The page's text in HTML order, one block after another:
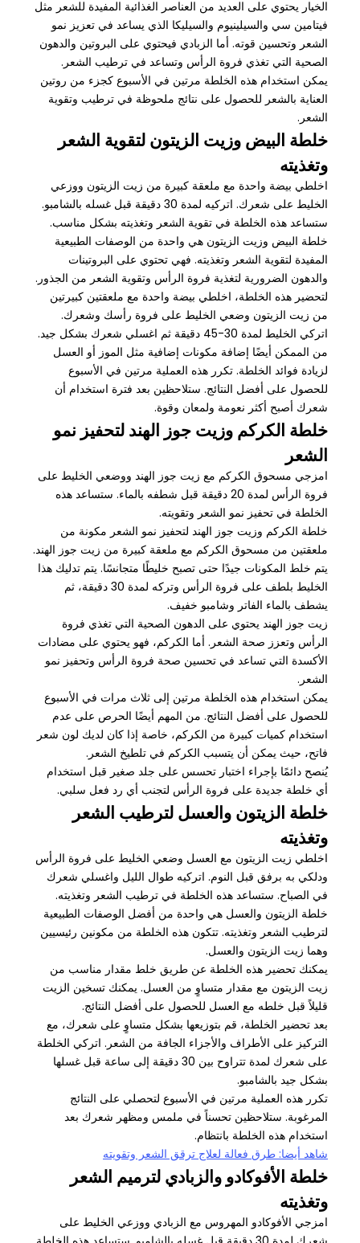
الخيار يحتوي على العديد من العناصر الغذائية المفيدة للشعر مثل
فيتامين سي والسيلينيوم والسيليكا الذي يساعد في تعزيز نمو
الشعر وتحسين قوته. أما الزبادي فيحتوي على البروتين والدهون
الصحية التي تغذي فروة الرأس وتساعد في ترطيب الشعر.
يمكن استخدام هذه الخلطة مرتين في الأسبوع كجزء من روتين
العناية بالشعر للحصول على نتائج ملحوظة في ترطيب وتقوية
الشعر.
خلطة البيض وزيت الزيتون لتقوية الشعر
وتغذيته
اخلطي بيضة واحدة مع ملعقة كبيرة من زيت الزيتون ووزعي
الخليط على شعرك. اتركيه لمدة 30 دقيقة قبل غسله بالشامبو.
ستساعد هذه الخلطة في تقوية الشعر وتغذيته بشكل مناسب.
خلطة البيض وزيت الزيتون هي واحدة من الوصفات الطبيعية
المفيدة لتقوية الشعر وتغذيته. فهي تحتوي على البروتينات
والدهون الضرورية لتغذية فروة الرأس وتقوية الشعر من الجذور.
لتحضير هذه الخلطة، اخلطي بيضة واحدة مع ملعقتين كبيرتين
من زيت الزيتون وضعي الخليط على فروة رأسك وشعرك.
اتركي الخليط لمدة 30-45 دقيقة ثم اغسلي شعرك بشكل جيد.
من الممكن أيضًا إضافة مكونات إضافية مثل الموز أو العسل
لزيادة فوائد الخلطة. تكرر هذه العملية مرتين في الأسبوع
للحصول على أفضل النتائج. ستلاحظين بعد فترة استخدام أن
شعرك أصبح أكثر نعومة ولمعان وقوة.
خلطة الكركم وزيت جوز الهند لتحفيز نمو
الشعر
امزجي مسحوق الكركم مع زيت جوز الهند ووضعي الخليط على
فروة الرأس لمدة 20 دقيقة قبل شطفه بالماء. ستساعد هذه
الخلطة في تحفيز نمو الشعر وتقويته.
خلطة الكركم وزيت جوز الهند لتحفيز نمو الشعر مكونة من
ملعقتين من مسحوق الكركم مع ملعقة كبيرة من زيت جوز الهند.
يتم خلط المكونات جيدًا حتى تصبح خليطًا متجانسًا. يتم تدليك هذا
الخليط بلطف على فروة الرأس وتركه لمدة 30 دقيقة، ثم
يشطف بالماء الفاتر وشامبو خفيف.
زيت جوز الهند يحتوي على الدهون الصحية التي تغذي فروة
الرأس وتعزز صحة الشعر. أما الكركم، فهو يحتوي على مضادات
الأكسدة التي تساعد في تحسين صحة فروة الرأس وتحفيز نمو
الشعر.
يمكن استخدام هذه الخلطة مرتين إلى ثلاث مرات في الأسبوع
للحصول على أفضل النتائج. من المهم أيضًا الحرص على عدم
استخدام كميات كبيرة من الكركم، خاصة إذا كان لديك لون شعر
فاتح، حيث يمكن أن يتسبب الكركم في تلطيخ الشعر.
يُنصح دائمًا بإجراء اختبار تحسس على جلد صغير قبل استخدام
أي خلطة جديدة على فروة الرأس لتجنب أي رد فعل سلبي.
خلطة الزيتون والعسل لترطيب الشعر
وتغذيته
اخلطي زيت الزيتون مع العسل وضعي الخليط على فروة الرأس
ودلكي به برفق قبل النوم. اتركيه طوال الليل واغسلي شعرك
في الصباح. ستساعد هذه الخلطة في ترطيب الشعر وتغذيته.
خلطة الزيتون والعسل هي واحدة من أفضل الوصفات الطبيعية
لترطيب الشعر وتغذيته. تتكون هذه الخلطة من مكونين رئيسيين
وهما زيت الزيتون والعسل.
يمكنك تحضير هذه الخلطة عن طريق خلط مقدار مناسب من
زيت الزيتون مع مقدار متساوٍ من العسل. يمكنك تسخين الزيت
قليلاً قبل خلطه مع العسل للحصول على أفضل النتائج.
بعد تحضير الخلطة، قم بتوزيعها بشكل متساوٍ على شعرك، مع
التركيز على الأطراف والأجزاء الجافة من الشعر. اتركي الخلطة
على شعرك لمدة تتراوح بين 30 دقيقة إلى ساعة قبل غسلها
بشكل جيد بالشامبو.
تكرر هذه العملية مرتين في الأسبوع لتحصلي على النتائج
المرغوبة. ستلاحظين تحسناً في ملمس ومظهر شعرك بعد
استخدام هذه الخلطة بانتظام.
شاهد أيضا: طرق فعالة لعلاج ترقق الشعر وتقويته
خلطة الأفوكادو والزبادي لترميم الشعر
وتغذيته
امزجي الأفوكادو المهروس مع الزبادي ووزعي الخليط على